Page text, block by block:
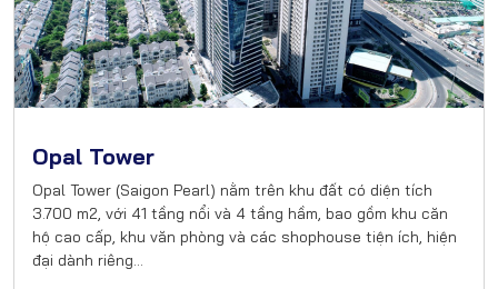
Opal Tower
Opal Tower (Saigon Pearl) nằm trên khu đất có diện tích
3.700 m2, với 41 tầng nổi và 4 tầng hầm, bao gồm khu căn
hộ cao cấp, khu văn phòng và các shophouse tiện ích, hiện
đại dành riêng…